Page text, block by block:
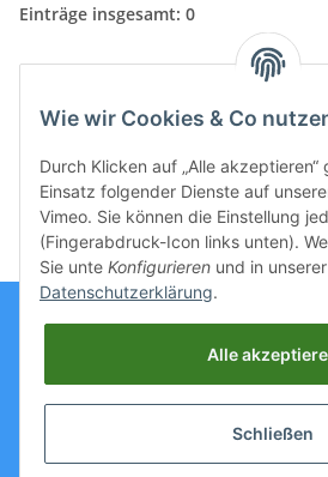
Einträge insgesamt: 0
Archiv.
Gesetzliche Informationen
Wie wir Cookies & Co
Durch Klicken auf „Alle
Einsatz folgender Dienste auf
Vimeo. Sie können die Einstellung
(Fingerabdruck-Icon links unten).
Sie unte Konfigurieren und in unserer
Datenschutzerklärung.
Alle
Schließen